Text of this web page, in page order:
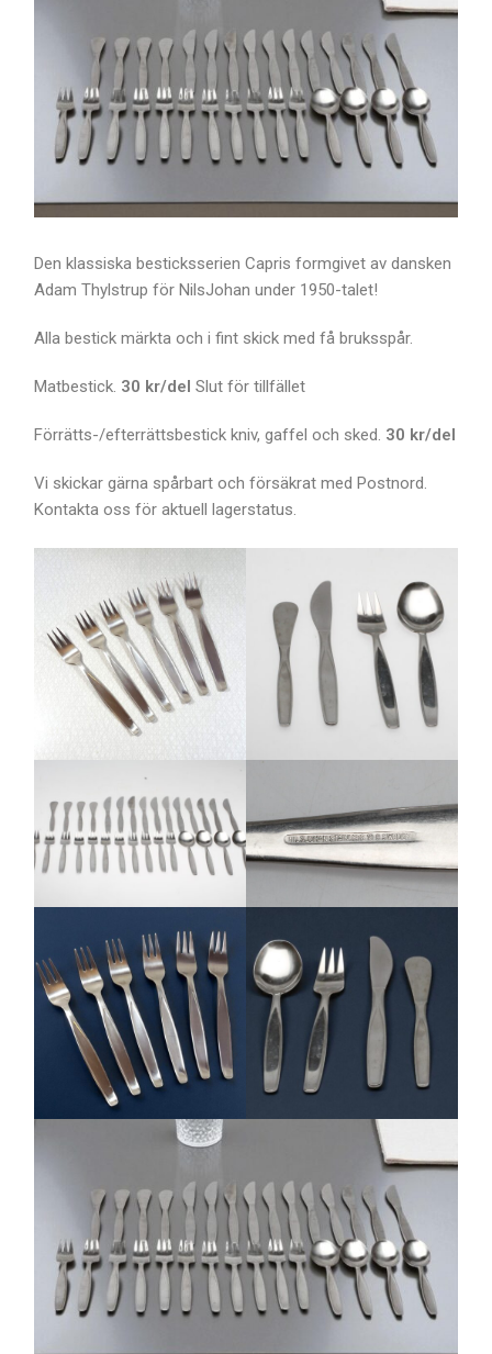
Den klassiska besticksserien Capris formgivet av dansken
Adam Thylstrup för NilsJohan under 1950-talet!
Alla bestick märkta och i fint skick med få bruksspår.
Matbestick. 30 kr/delSlut för tillfället
Förrätts-/efterrättsbestick kniv, gaffel och sked. 30 kr/del
Vi skickar gärna spårbart och försäkrat med Postnord.
Kontakta oss för aktuell lagerstatus.